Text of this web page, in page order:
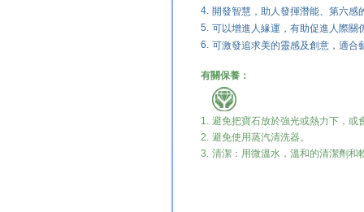
4. 開發智慧，助人發揮潛能、第六感
5. 可以增進人緣運，有助促進人際關
6. 可激發追求美的靈感及創意，適合
有關保養：
1. 避免把寶石放於強光或熱力下，或
2. 避免使用蒸汽清洗器。
3. 清潔：用微溫水，溫和的清潔劑和